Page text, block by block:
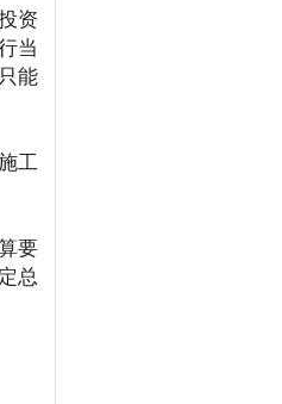
资
当
能
工
要
总